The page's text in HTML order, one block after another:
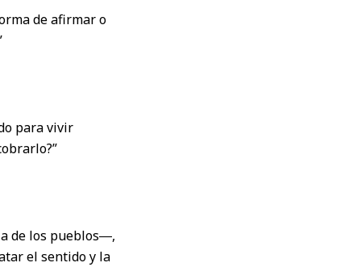
de afirmar o
para vivir
de los pueblos―,
el sentido y la